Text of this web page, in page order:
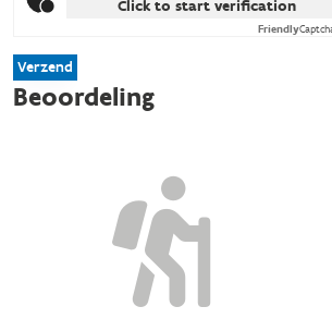
Click to start verification
Friendly
Verzend
Beoordeling